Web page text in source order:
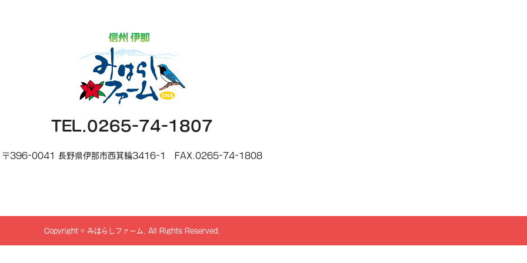
TEL.0265-74-1807
〒396-0041 長野県伊那市西箕輪3416-1 FAX.0265-74-1808
Copyright © みはらしファーム . All Rights Reserved.